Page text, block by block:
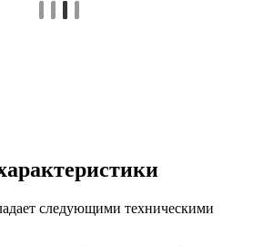
следующими техническими